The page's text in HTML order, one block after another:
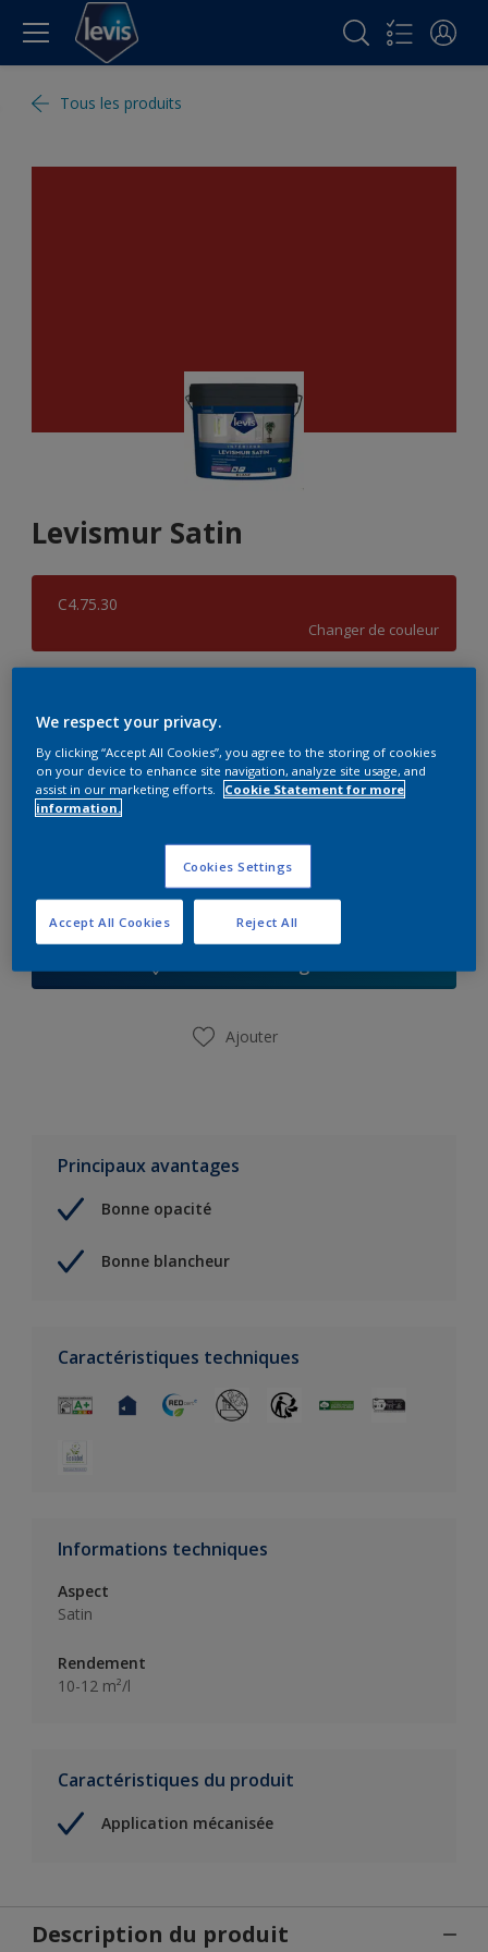
Tous les produits
Levismur Satin
C4.75.30
Changer de couleur
1 L
Quantité
Ajouter à la liste d’achats
Ajouter
Principaux avantages
Bonne opacité
Bonne blancheur
Caractéristiques techniques
Informations techniques
Aspect
Satin
Rendement
10-12 m²/l
Caractéristiques du produit
Application mécanisée
Description du produit
We respect your privacy.
By clicking “Accept All Cookies”, you agree to the storing of cookies
on your device to enhance site navigation, analyze site usage, and
assist in our marketing efforts.
Cookie Statement for more
information.
Cookies Settings
Reject All
Accept All Cookies